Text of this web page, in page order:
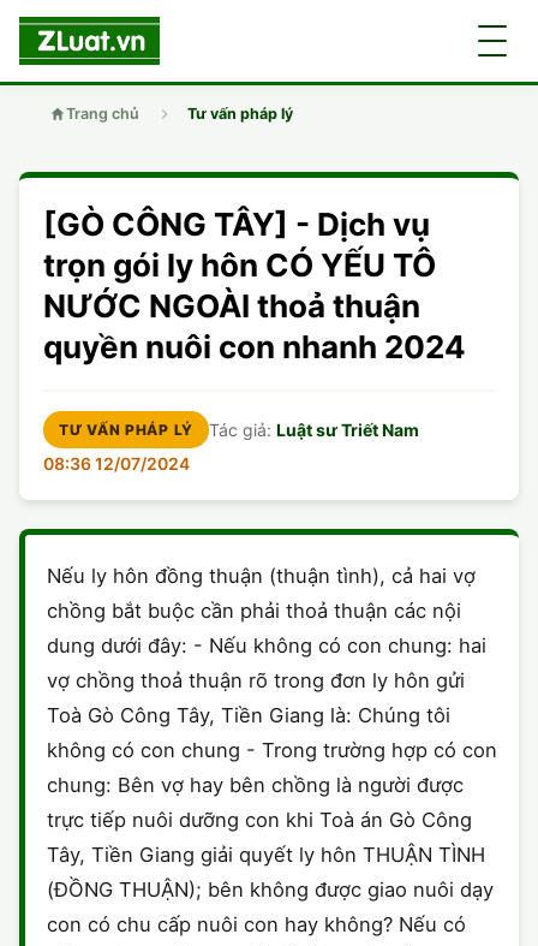
LUẬT SƯ
CHUYÊN VIÊN
TUYỂN DỤNG
DÂN SỰ
DOANH NGHIỆP
GIẤY PHÉP CON
LAO ĐỘNG
SỞ HỮU TRÍ TUỆ
THUẾ - BẢO HIỂM
DÂN SỰ
DOANH NGHIỆP
ĐẤT ĐAI
GIẤY PHÉP CON
HÀNH CHÍNH
HÌNH SỰ
HÔN NHÂN - GIA ĐÌNH
LAO ĐỘNG
SỞ HỮU TRÍ TUỆ
THỪA KẾ - DI CHÚC
DI CHÚC
ĐĂNG KÝ XE
HÀNH CHÍNH
DOANH NGHIỆP
HỘ KINH DOANH
SỞ HỮU TRÍ TUỆ
LÝ LỊCH TƯ PHÁP
TRÍCH LỤC HỘ TỊCH
LY HÔN
ĐẤT ĐAI
HÌNH SỰ
HỢP ĐỒNG
TỐ TỤNG
KHÁC
Trang chủ Tư vấn pháp lý
[GÒ CÔNG TÂY] - Dịch vụ
trọn gói ly hôn CÓ YẾU TÔ
NƯỚC NGOÀI thoả thuận
quyền nuôi con nhanh 2024
TƯ VẤN PHÁP LÝ Tác giả:Luật sư Triết Nam
08:36 12/07/2024
Nếu ly hôn đồng thuận (thuận tình), cả hai vợ
chồng bắt buộc cần phải thoả thuận các nội
dung dưới đây: - Nếu không có con chung: hai
vợ chồng thoả thuận rõ trong đơn ly hôn gửi
Toà Gò Công Tây, Tiền Giang là: Chúng tôi
không có con chung - Trong trường hợp có con
chung: Bên vợ hay bên chồng là người được
trực tiếp nuôi dưỡng con khi Toà án Gò Công
Tây, Tiền Giang giải quyết ly hôn THUẬN TÌNH
(ĐỒNG THUẬN); bên không được giao nuôi dạy
con có chu cấp nuôi con hay không? Nếu có